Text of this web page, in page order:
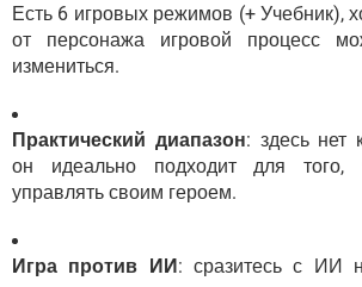
Есть 6 игровых режимов (+ Учебник),
от персонажа игровой процесс
измениться.
Практический диапазон: здесь нет
он идеально подходит для того,
управлять своим героем.
Игра против ИИ: сразитесь с ИИ